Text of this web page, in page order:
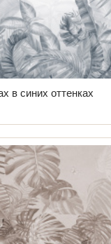
в синих оттенках